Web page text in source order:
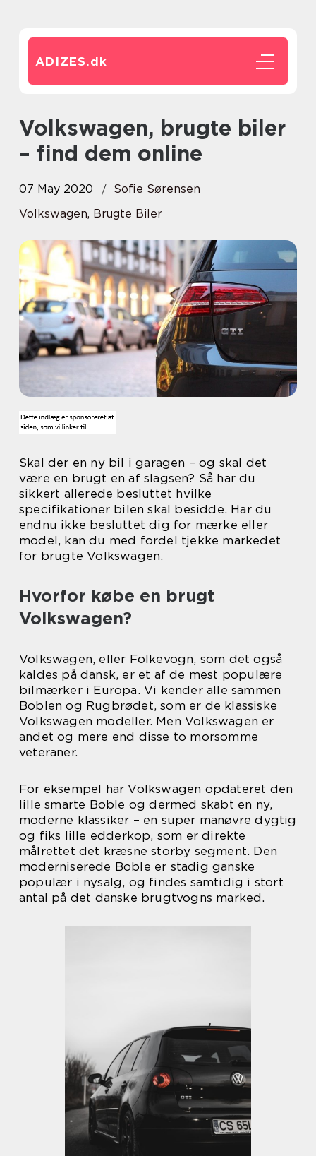
ADIZES.dk
Volkswagen, brugte biler
– find dem online
07 May 2020
Sofie Sørensen
Volkswagen, Brugte Biler
Skal der en ny bil i garagen – og skal det
være en brugt en af slagsen? Så har du
sikkert allerede besluttet hvilke
specifikationer bilen skal besidde. Har du
endnu ikke besluttet dig for mærke eller
model, kan du med fordel tjekke markedet
for brugte Volkswagen.
Hvorfor købe en brugt
Volkswagen?
Volkswagen, eller Folkevogn, som det også
kaldes på dansk, er et af de mest populære
bilmærker i Europa. Vi kender alle sammen
Boblen og Rugbrødet, som er de klassiske
Volkswagen modeller. Men Volkswagen er
andet og mere end disse to morsomme
veteraner.
For eksempel har Volkswagen opdateret den
lille smarte Boble og dermed skabt en ny,
moderne klassiker – en super manøvre dygtig
og fiks lille edderkop, som er direkte
målrettet det kræsne storby segment. Den
moderniserede Boble er stadig ganske
populær i nysalg, og findes samtidig i stort
antal på det danske brugtvogns marked.